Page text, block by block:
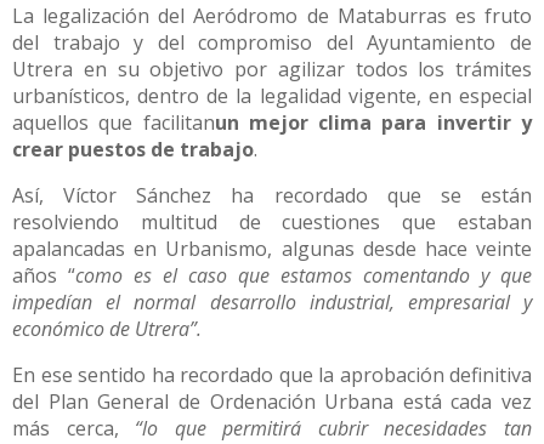
La legalización del Aeródromo de Mataburras es fruto
del trabajo y del compromiso del Ayuntamiento de
Utrera en su objetivo por agilizar todos los trámites
urbanísticos, dentro de la legalidad vigente, en especial
aquellos que facilitanun mejor clima para invertir y
crear puestos de trabajo.
Así, Víctor Sánchez ha recordado que se están
resolviendo multitud de cuestiones que estaban
apalancadas en Urbanismo, algunas desde hace veinte
años “como es el caso que estamos comentando y que
impedían el normal desarrollo industrial, empresarial y
económico de Utrera”.
En ese sentido ha recordado que la aprobación definitiva
del Plan General de Ordenación Urbana está cada vez
más cerca, “lo que permitirá cubrir necesidades tan